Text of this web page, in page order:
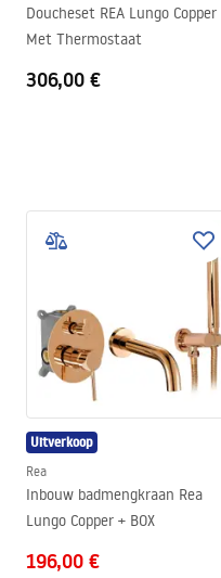
Doucheset REA Lungo Copper
Met Thermostaat
306,00 €
Uitverkoop
Rea
Inbouw badmengkraan Rea
Lungo Copper + BOX
196,00 €